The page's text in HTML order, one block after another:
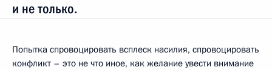
и не только.
Попытка спровоцировать всплеск насилия, спровоцировать
конфликт – это не что иное, как желание увести внимание